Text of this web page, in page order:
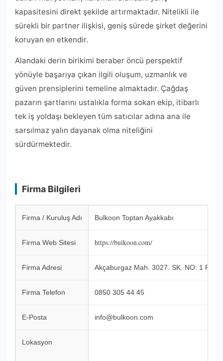
kapasitesini direkt şekilde artırmaktadır. Nitelikli ile
sürekli bir partner ilişkisi, geniş sürede şirket değerini
koruyan en etkendir.
Alandaki derin birikimi beraber öncü perspektif
yönüyle başarıya çıkan ilgili oluşum, uzmanlık ve
güven prensiplerini temeline almaktadır. Çağdaş
pazarın şartlarını ustalıkla forma sokan ekip, itibarlı
tek iş yoldaşı bekleyen tüm satıcılar adına ana ile
sarsılmaz yalın dayanak olma niteliğini
sürdürmektedir.
Firma Bilgileri
Firma / Kuruluş Adı Bulkoon Toptan Ayakkabı
Firma Web Sitesi https://bulkoon.com/
Firma Adresi Akçaburgaz Mah. 3027. SK. NO: 1 F
Firma Telefon 0850 305 44 45
E-Posta info@bulkoon.com
Lokasyon